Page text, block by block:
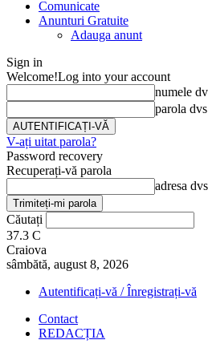
Comunicate
Anunturi Gratuite
Adauga anunt
Sign in
Welcome!Log into your account
numele
parola dvs
V-ați uitat parola?
Password recovery
Recuperați-vă parola
adresa
Căutați
37.3 C
Craiova
sâmbătă, august 8, 2026
Autentificați-vă / Înregistrați-vă
Contact
REDACȚIA